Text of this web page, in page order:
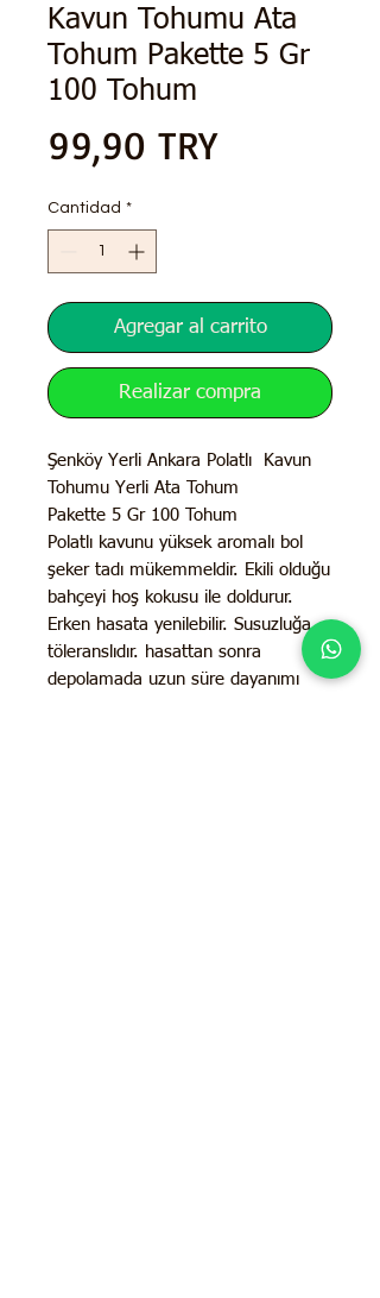
Kavun Tohumu Ata
Tohum Pakette 5 Gr
100 Tohum
99,90 TRYPrecio
Cantidad *
Agregar al carrito
Realizar compra
Şenköy Yerli Ankara Polatlı Kavun
Tohumu Yerli Ata Tohum
Pakette 5 Gr 100 Tohum
Polatlı kavunu yüksek aromalı bol
şeker tadı mükemmeldir. Ekili olduğu
bahçeyi hoş kokusu ile doldurur.
Erken hasata yenilebilir. Susuzluğa
töleranslıdır. hasattan sonra
depolamada uzun süre dayanımı